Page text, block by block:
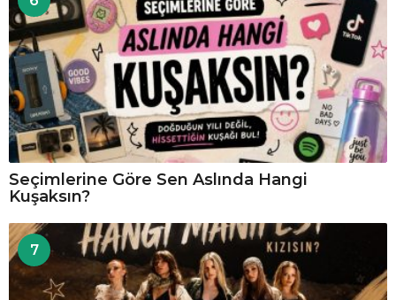
Seçimlerine Göre Sen Aslında Hangi
Kuşaksın?
7